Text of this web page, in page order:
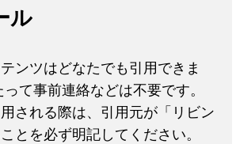
ル
ンツはどなたでも引用できま
て事前連絡などは不要です。
される際は、引用元が「リビン
とを必ず明記してください。